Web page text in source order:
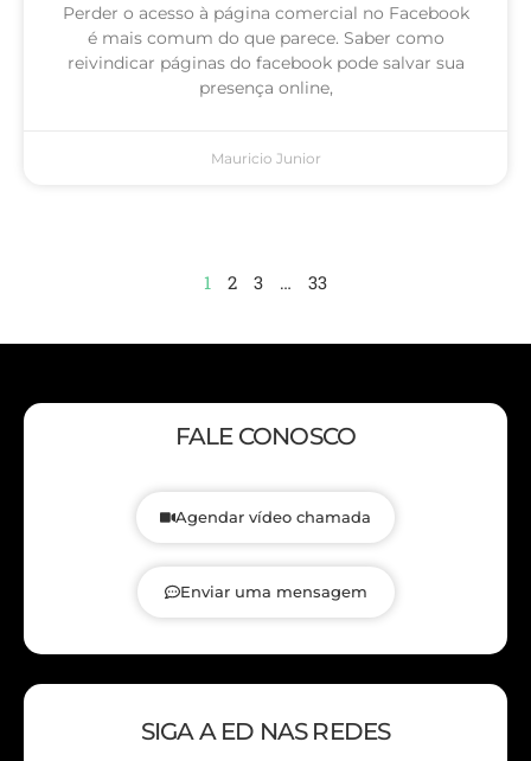
Perder o acesso à página comercial no Facebook
é mais comum do que parece. Saber como
reivindicar páginas do facebook pode salvar sua
presença online,
Mauricio Junior
1 2 3 … 33
FALE CONOSCO
Agendar vídeo chamada
Enviar uma mensagem
SIGA A ED NAS REDES